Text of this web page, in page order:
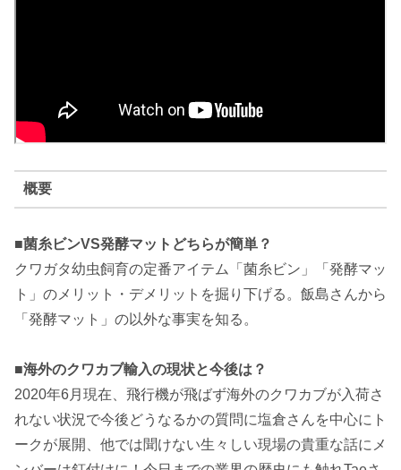
概要
■菌糸ビンVS発酵マットどちらが簡単？
クワガタ幼虫飼育の定番アイテム「菌糸ビン」「発酵マッ
ト」のメリット・デメリットを掘り下げる。飯島さんから
「発酵マット」の以外な事実を知る。
■海外のクワカブ輸入の現状と今後は？
2020年6月現在、飛行機が飛ばず海外のクワカブが入荷さ
れない状況で今後どうなるかの質問に塩倉さんを中心にト
ークが展開、他では聞けない生々しい現場の貴重な話にメ